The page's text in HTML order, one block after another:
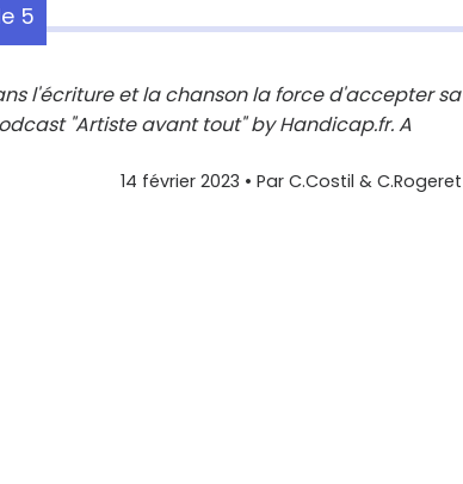
5
l'écriture et la chanson la force d'accepter sa
"Artiste avant tout" by Handicap.fr. A
14 février 2023 • Par C.Costil & C.Rogeret